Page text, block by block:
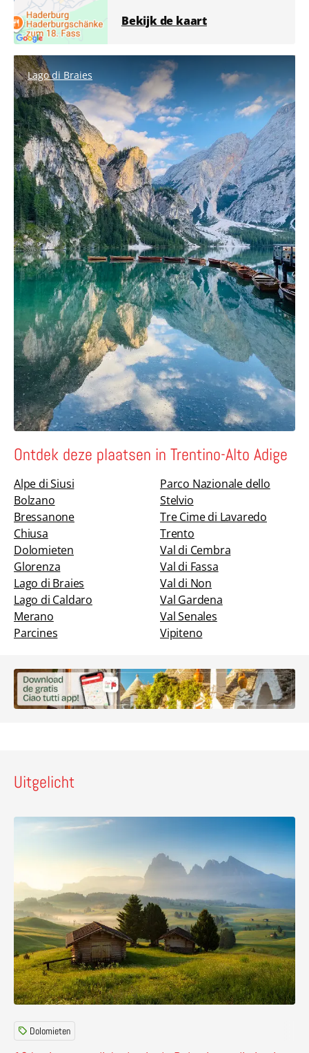
Bekijk de kaart
Lago di Braies
Ontdek deze plaatsen in Trentino-Alto Adige
Alpe di Siusi
Bolzano
Bressanone
Chiusa
Dolomieten
Glorenza
Lago di Braies
Lago di Caldaro
Merano
Parcines
Parco Nazionale dello
Stelvio
Tre Cime di Lavaredo
Trento
Val di Cembra
Val di Fassa
Val di Non
Val Gardena
Val Senales
Vipiteno
Uitgelicht
Dolomieten
Lees meer over 10 bezienswaardigheden in de